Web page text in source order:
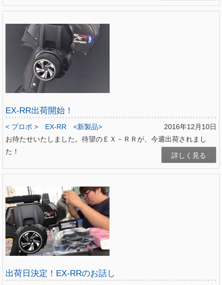
EX-RR出荷開始！
2016年12月10日
< プロポ > EX-RR
<新製品>
お待たせいたしました。待望のＥＸ－ＲＲが、今週出荷されまし
た！
詳しく見る
出荷日決定！EX-RRのお話し